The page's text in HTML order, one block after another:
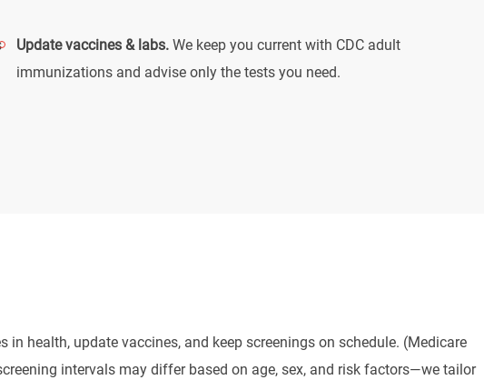
Update vaccines & labs.We keep you current with CDC adult
immunizations and advise only the tests you need.
in health, update vaccines, and keep screenings on schedule. (Medicare
intervals may differ based on age, sex, and risk factors—we tailor